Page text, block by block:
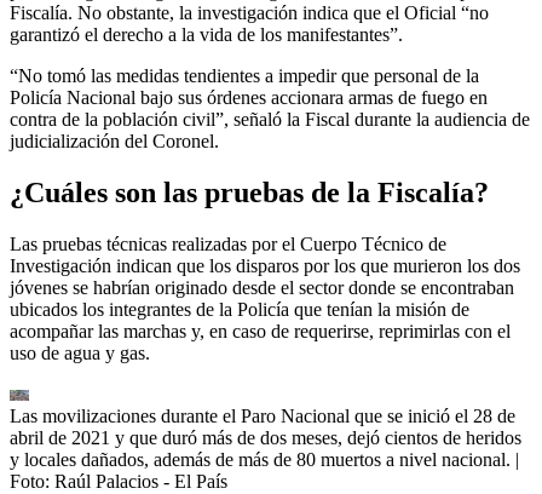
Fiscalía. No obstante, la investigación indica que el Oficial “no
garantizó el derecho a la vida de los manifestantes”.
“No tomó las medidas tendientes a impedir que personal de la
Policía Nacional bajo sus órdenes accionara armas de fuego en
contra de la población civil”, señaló la Fiscal durante la audiencia de
judicialización del Coronel.
¿Cuáles son las pruebas de la Fiscalía?
Las pruebas técnicas realizadas por el Cuerpo Técnico de
Investigación indican que los disparos por los que murieron los dos
jóvenes se habrían originado desde el sector donde se encontraban
ubicados los integrantes de la Policía que tenían la misión de
acompañar las marchas y, en caso de requerirse, reprimirlas con el
uso de agua y gas.
Las movilizaciones durante el Paro Nacional que se inició el 28 de
abril de 2021 y que duró más de dos meses, dejó cientos de heridos
y locales dañados, además de más de 80 muertos a nivel nacional. |
Foto: Raúl Palacios - El País